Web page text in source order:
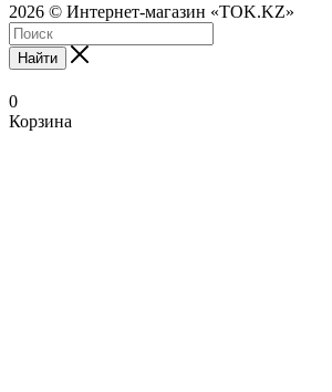
2026 © Интернет-магазин «TOK.KZ»
Найти
0
Корзина